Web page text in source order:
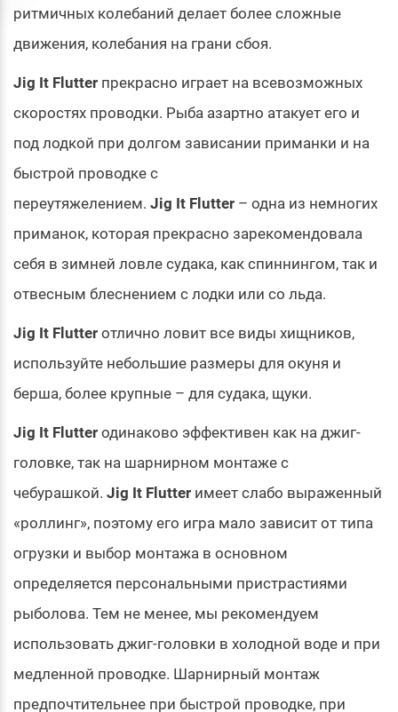
ритмичных колебаний делает более сложные
движения, колебания на грани сбоя.
Jig It Flutter прекрасно играет на всевозможных
скоростях проводки. Рыба азартно атакует его и
под лодкой при долгом зависании приманки и на
быстрой проводке с
переутяжелением. Jig It Flutter – одна из немногих
приманок, которая прекрасно зарекомендовала
себя в зимней ловле судака, как спиннингом, так и
отвесным блеснением с лодки или со льда.
Jig It Flutter отлично ловит все виды хищников,
используйте небольшие размеры для окуня и
берша, более крупные – для судака, щуки.
Jig It Flutter одинаково эффективен как на джиг-
головке, так на шарнирном монтаже с
чебурашкой. Jig It Flutter имеет слабо выраженный
«роллинг», поэтому его игра мало зависит от типа
огрузки и выбор монтажа в основном
определяется персональными пристрастиями
рыболова. Тем не менее, мы рекомендуем
использовать джиг-головки в холодной воде и при
медленной проводке. Шарнирный монтаж
предпочтительнее при быстрой проводке, при